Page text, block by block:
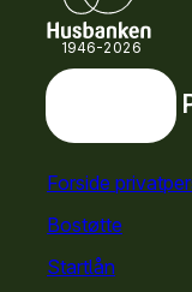
1946-2026
Forside
Bostøtte
Startlån